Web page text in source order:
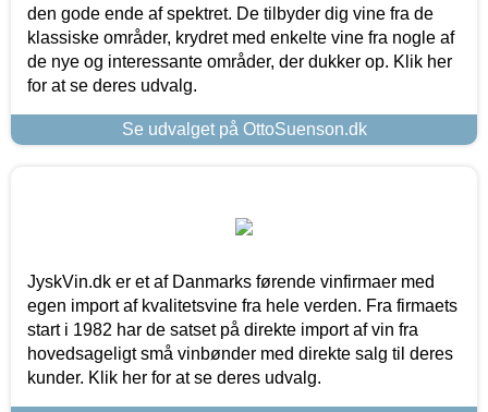
den gode ende af spektret. De tilbyder dig vine fra de
klassiske områder, krydret med enkelte vine fra nogle af
de nye og interessante områder, der dukker op. Klik her
for at se deres udvalg.
Se udvalget på OttoSuenson.dk
JyskVin.dk er et af Danmarks førende vinfirmaer med
egen import af kvalitetsvine fra hele verden. Fra firmaets
start i 1982 har de satset på direkte import af vin fra
hovedsageligt små vinbønder med direkte salg til deres
kunder. Klik her for at se deres udvalg.